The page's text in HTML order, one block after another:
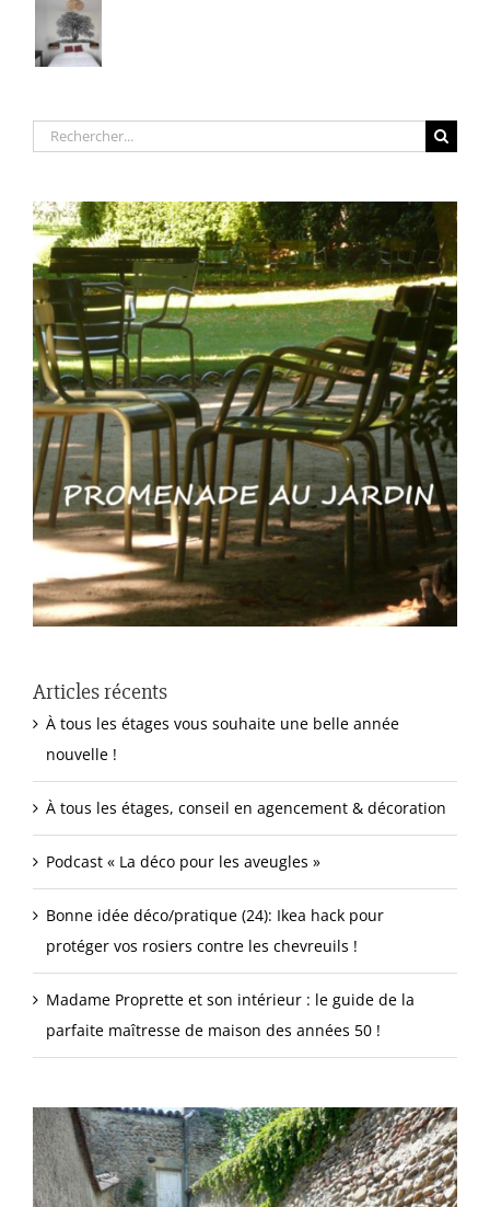
Rechercher:
Articles récents
À tous les étages vous souhaite une belle année
nouvelle !
À tous les étages, conseil en agencement & décoration
Podcast « La déco pour les aveugles »
Bonne idée déco/pratique (24): Ikea hack pour
protéger vos rosiers contre les chevreuils !
Madame Proprette et son intérieur : le guide de la
parfaite maîtresse de maison des années 50 !